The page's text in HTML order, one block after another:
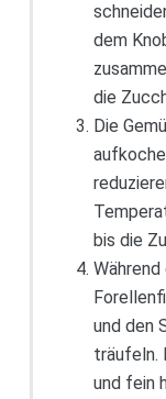
dem
die
Die
bis die
und den
träufeln.
und fein